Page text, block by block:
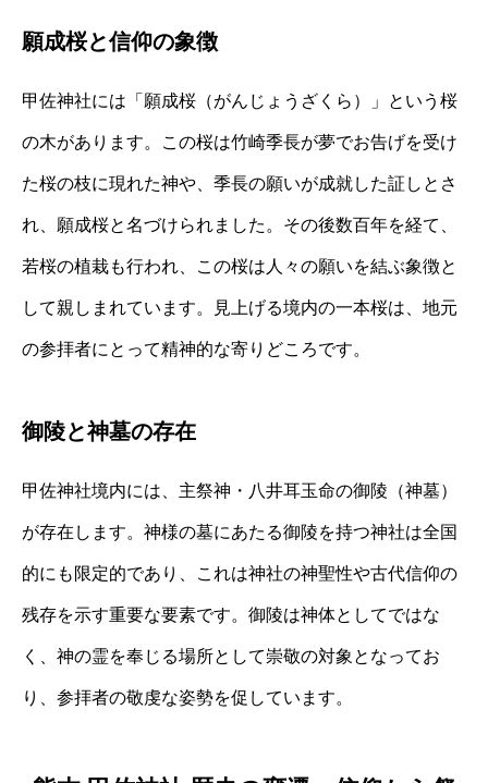
願成桜と信仰の象徴
甲佐神社には「願成桜（がんじょうざくら）」という桜
の木があります。この桜は竹崎季長が夢でお告げを受け
た桜の枝に現れた神や、季長の願いが成就した証しとさ
れ、願成桜と名づけられました。その後数百年を経て、
若桜の植栽も行われ、この桜は人々の願いを結ぶ象徴と
して親しまれています。見上げる境内の一本桜は、地元
の参拝者にとって精神的な寄りどころです。
御陵と神墓の存在
甲佐神社境内には、主祭神・八井耳玉命の御陵（神墓）
が存在します。神様の墓にあたる御陵を持つ神社は全国
的にも限定的であり、これは神社の神聖性や古代信仰の
残存を示す重要な要素です。御陵は神体としてではな
く、神の霊を奉じる場所として崇敬の対象となってお
り、参拝者の敬虔な姿勢を促しています。